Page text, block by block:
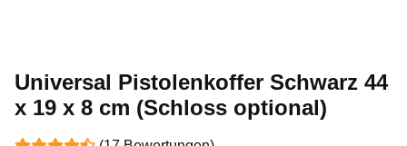
Universal Pistolenkoffer Schwarz 44
x 19 x 8 cm (Schloss optional)